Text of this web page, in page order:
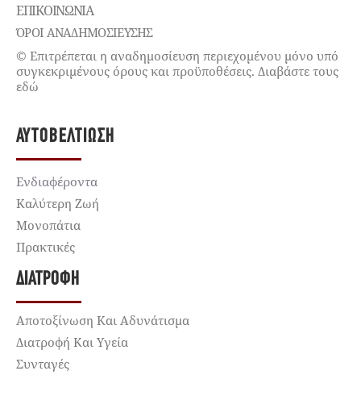
ΕΠΙΚΟΙΝΩΝΊΑ
ΌΡΟΙ ΑΝΑΔΗΜΟΣΙΕΥΣΗΣ
© Επιτρέπεται η αναδημοσίευση περιεχομένου μόνο υπό
συγκεκριμένους όρους και προϋποθέσεις. Διαβάστε τους
εδώ
ΑΥΤΟΒΕΛΤΊΩΣΗ
Ενδιαφέροντα
Καλύτερη Ζωή
Μονοπάτια
Πρακτικές
ΔΙΑΤΡΟΦΉ
Αποτοξίνωση Και Αδυνάτισμα
Διατροφή Και Υγεία
Συνταγές